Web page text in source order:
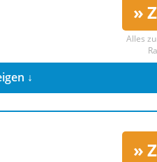
Alles
↓